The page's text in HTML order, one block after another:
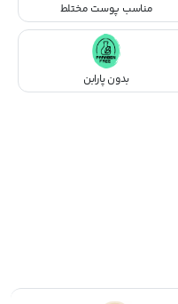
مناسب پوست مختلط
بدون پارابن